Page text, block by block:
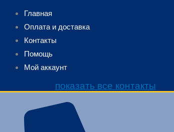
Главная
Оплата и доставка
Контакты
Помощь
Мой аккаунт
показать все контакты